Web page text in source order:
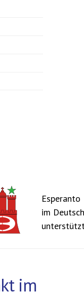
Esperanto
im
im